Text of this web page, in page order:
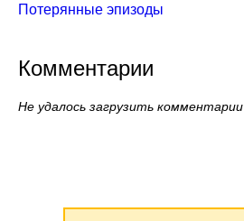
Потерянные эпизоды
Комментарии
Не удалось загрузить комментарии